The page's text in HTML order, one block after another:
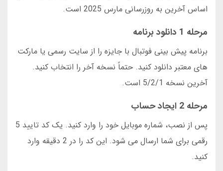
اساس آخرین به روزرسانی مارس 2025 است.
مرحله 1 دانلود برنامه
برنامه پیش بینی فوتبال با جایزه را از سایت رسمی یا مارکت
های معتبر دانلود کنید. حتماً نسخه آخر را انتخاب کنید.
آخرین نسخه 5/2/1 است.
مرحله 2 ایجاد حساب
پس از نصب، شماره موبایل خود را وارد کنید. یک کد تایید 5
رقمی برای شما ارسال می شود. این کد را در 2 دقیقه وارد
کنید.